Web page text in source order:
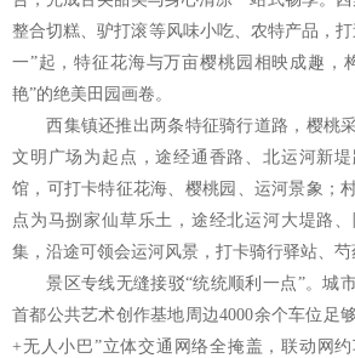
整合切糕、驴打滚等风味小吃、农特产品，
一”起，特征花海与万亩樱桃园相映成趣，
艳”的绝美田园画卷。
西集镇还推出两条特征骑行道路，樱桃采
文明广场为起点，途经通香路、北运河新
馆，可打卡特征花海、樱桃园、运河景象；
点为马捌家仙草乐土，途经北运河大堤路
集，沿途可领会运河风景，打卡骑行驿站、芍
景区专线无缝接驳“统统顺利一点”。城市
首都公共艺术创作基地周边4000余个车位足
+无人小巴”立体交通网络全掩盖，联动网